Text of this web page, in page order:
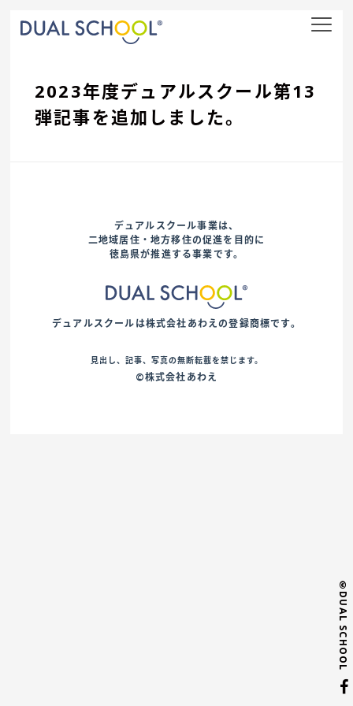
©DUAL SCHOOL
nav
2023年度デュアルスクール第13
弾記事を追加しました。
デュアルスクール事業は、
二地域居住・地方移住の促進を目的に
徳島県が推進する事業です。
デュアルスクールは株式会社あわえの登録商標です。
見出し、記事、写真の無断転載を禁じます。
©株式会社あわえ